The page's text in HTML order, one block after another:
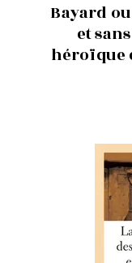
Bayard
et
héroïque